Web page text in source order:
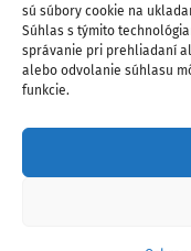
sú súbory cookie na
Súhlas s týmito
správanie pri prehliadaní
alebo odvolanie súhlasu
funkcie.